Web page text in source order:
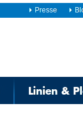
Presse
Linien &